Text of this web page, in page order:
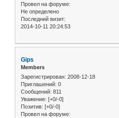
Провел на форуме:
Не определено
Последний визит:
2014-10-11 20:24:53
Gips
Members
Зарегистрирован: 2008-12-18
Приглашений: 0
Сообщений: 811
Уважение: [+0/-0]
Позитив: [+0/-0]
Провел на форуме: